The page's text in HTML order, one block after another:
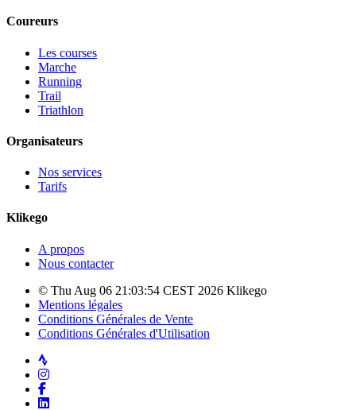
Coureurs
Les courses
Marche
Running
Trail
Triathlon
Organisateurs
Nos services
Tarifs
Klikego
A propos
Nous contacter
© Thu Aug 06 21:03:54 CEST 2026 Klikego
Mentions légales
Conditions Générales de Vente
Conditions Générales d'Utilisation
Strava
Instagram
Facebook
LinkedIn